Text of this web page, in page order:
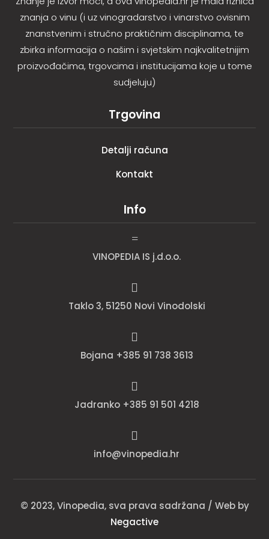
znanja o vinu (i uz vinogradarstvo i vinarstvo ovisnim
znanstvenim i stručno praktičnim disciplinama, te
zbirka informacija o našim i svjetskim najkvalitetnijim
proizvođačima, trgovcima i institucijama koje u tome
sudjeluju)
Trgovina
Detalji računa
Kontakt
Info
=
VINOPEDIA IS j.d.o.o.

Taklo 3, 51250 Novi Vinodolski

Bojana +385 91 738 3613

Jadranko +385 91 501 4218

info@vinopedia.hr
© 2023, Vinopedia, sva prava sadržana / Web by
Negactive